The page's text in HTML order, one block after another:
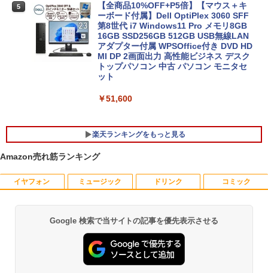
GB｜中古ノートパソコン Windows11 o
ffice付き｜中古ノートパソコン｜ノート
パソコン Microsoft Office付き｜ノート
パソコンWindows11 第8世代｜パソコン
￥29,800
5
【全商品10%OFF+P5倍】【マウス＋キ
ーボード付属】Dell OptiPlex 3060 SFF
第8世代 i7 Windows11 Pro メモリ8GB
16GB SSD256GB 512GB USB無線LAN
アダプター付属 WPSOffice付き DVD HD
MI DP 2画面出力 高性能ビジネス デスク
トップパソコン 中古 パソコン モニタセ
ット
￥51,600
楽天ランキングをもっと見る
1
AIREIXINGD モバイルモニター11.6イン
ネルモバイルディスプレイ 自立型 VESA
対応 スピーカー ポータブルディスプレイ
ミニ…
￥8,460
1
【中古】ナニワトモアレ【全28巻】完結
￥25,500
九条の大罪（17） 【電子書籍】[ 真鍋昌
Amazon売れ筋ランキング
イヤフォン
Anker Soundcore P40i オフホワイト
￥7,990
ミュージック
BRUCE WAYNE feat. Flo Milli, ATL Jacob
[Explicit]
￥250
ドリンク
【Amazon.co.jp限定】 い・ろ・は・す 2L P
ET ラベルレス ×8本
￥1,112
コミック
薬屋のひとりごと 17巻 (デジタル版ビッグガ
ンガンコミックス)
￥770
Google 検索で当サイトの記事を優先表示させる